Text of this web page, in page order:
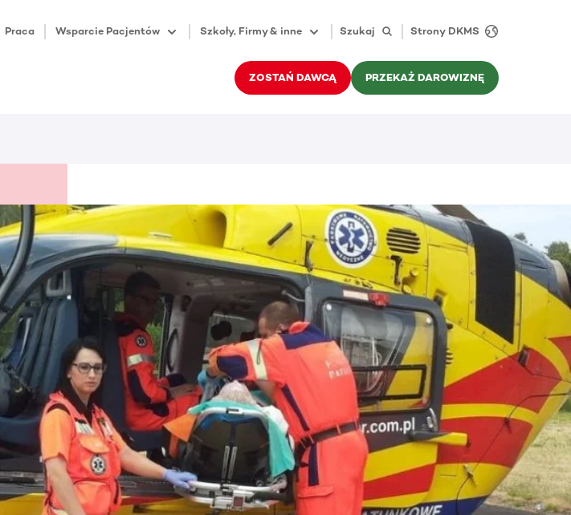
Praca Wsparcie Pacjentów Szkoły, Firmy & inne Szukaj Strony DKMS
ZOSTAŃ DAWCĄ PRZEKAŻ DAROWIZNĘ